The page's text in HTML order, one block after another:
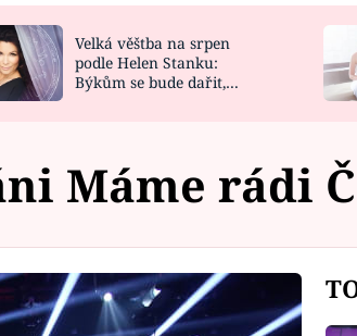
DESIGN
Velká věštba na srpen
podle Helen Stanku:
Býkům se bude dařit,
Máme rádi